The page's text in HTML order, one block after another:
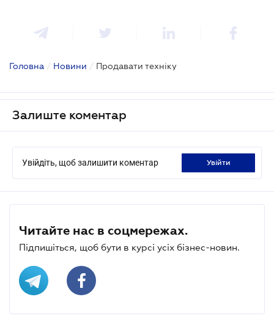
Головна / Новини / Продавати техніку
Залиште коментар
Увійдіть, щоб залишити коментар увійти
Читайте нас в соцмережах.
Підпишіться, щоб бути в курсі усіх бізнес-новин.